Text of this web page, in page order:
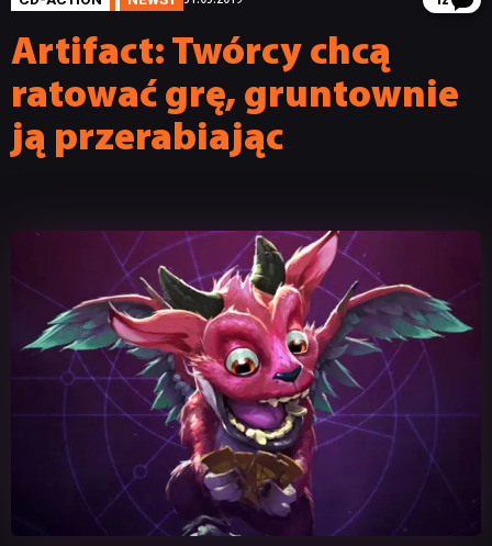
Artifact: Twórcy chcą
ratować grę, gruntownie
ją przerabiając